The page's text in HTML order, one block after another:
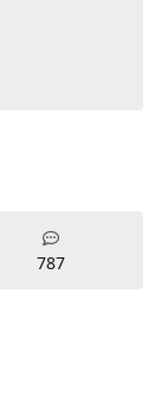
787